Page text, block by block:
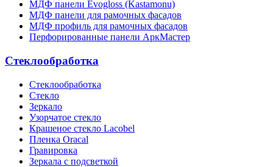
МДФ панели Evogloss (Kastamonu)
МДФ панели для рамочных фасадов
МДФ профиль для рамочных фасадов
Перфорированные панели АркМастер
Стеклообработка
Стеклообработка
Стекло
Зеркало
Узорчатое стекло
Крашеное стекло Lacobel
Пленка Oracal
Гравировка
Зеркала с подсветкой